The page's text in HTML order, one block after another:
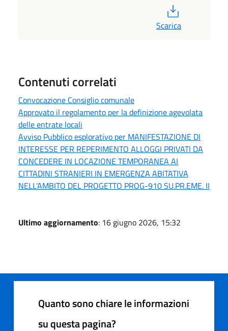
Scarica
Contenuti correlati
Convocazione Consiglio comunale
Approvato il regolamento per la definizione agevolata
delle entrate locali
Avviso Pubblico esplorativo per MANIFESTAZIONE DI
INTERESSE PER REPERIMENTO ALLOGGI PRIVATI DA
CONCEDERE IN LOCAZIONE TEMPORANEA AI
CITTADINI STRANIERI IN EMERGENZA ABITATIVA
NELL’AMBITO DEL PROGETTO PROG-910 SU.PR.EME. II
Ultimo aggiornamento: 16 giugno 2026, 15:32
Quanto sono chiare le informazioni
su questa pagina?